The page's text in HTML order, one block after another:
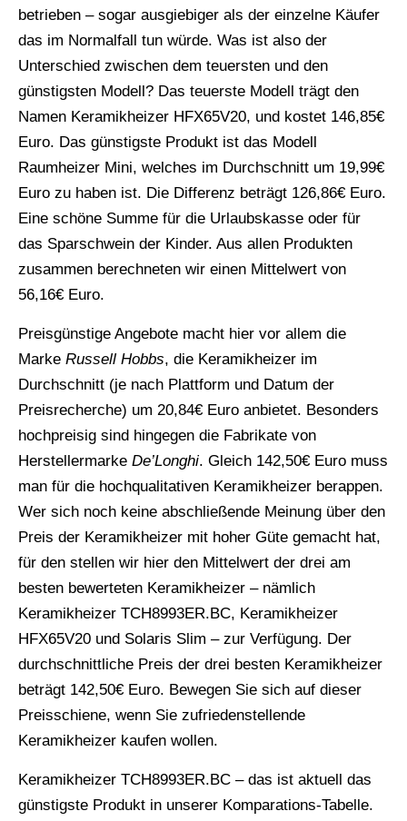
betrieben – sogar ausgiebiger als der einzelne Käufer
das im Normalfall tun würde. Was ist also der
Unterschied zwischen dem teuersten und den
günstigsten Modell? Das teuerste Modell trägt den
Namen Keramikheizer HFX65V20, und kostet 146,85€
Euro. Das günstigste Produkt ist das Modell
Raumheizer Mini, welches im Durchschnitt um 19,99€
Euro zu haben ist. Die Differenz beträgt 126,86€ Euro.
Eine schöne Summe für die Urlaubskasse oder für
das Sparschwein der Kinder. Aus allen Produkten
zusammen berechneten wir einen Mittelwert von
56,16€ Euro.
Preisgünstige Angebote macht hier vor allem die
Marke Russell Hobbs, die Keramikheizer im
Durchschnitt (je nach Plattform und Datum der
Preisrecherche) um 20,84€ Euro anbietet. Besonders
hochpreisig sind hingegen die Fabrikate von
Herstellermarke De’Longhi. Gleich 142,50€ Euro muss
man für die hochqualitativen Keramikheizer berappen.
Wer sich noch keine abschließende Meinung über den
Preis der Keramikheizer mit hoher Güte gemacht hat,
für den stellen wir hier den Mittelwert der drei am
besten bewerteten Keramikheizer – nämlich
Keramikheizer TCH8993ER.BC, Keramikheizer
HFX65V20 und Solaris Slim – zur Verfügung. Der
durchschnittliche Preis der drei besten Keramikheizer
beträgt 142,50€ Euro. Bewegen Sie sich auf dieser
Preisschiene, wenn Sie zufriedenstellende
Keramikheizer kaufen wollen.
Keramikheizer TCH8993ER.BC – das ist aktuell das
günstigste Produkt in unserer Komparations-Tabelle.